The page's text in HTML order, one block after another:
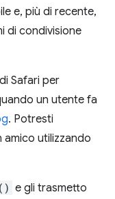
e, più di recente,
di condivisione
Safari per
un utente fa
. Potresti
amico utilizzando
e gli trasmetto